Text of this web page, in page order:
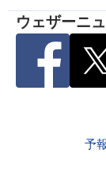
ウェザーニ
予